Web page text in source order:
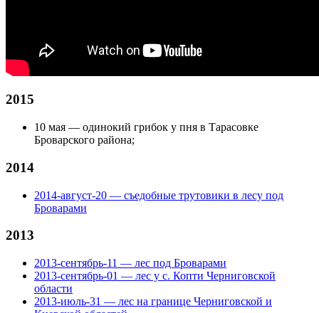
2015
10 мая — одинокий грибок у пня в Тарасовке
Броварского района;
2014
2014-август-20 — съедобные трутовики в лесу под
Броварами
2013
2013-сентябрь-11 — лес под Броварами
2013-сентябрь-01 — лес у с. Копти Черниговской
области
2013-июль-31 — лес на границе Черниговской и